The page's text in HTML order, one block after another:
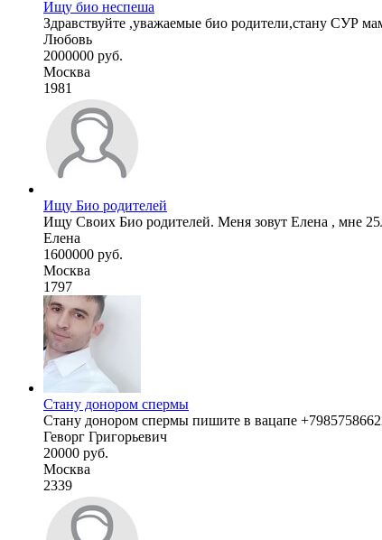
Ищу био неспеша
Здравствуйте ,уважаемые био родители,стану СУР
Любовь
2000000 руб.
Москва
1981
Ищу Био родителей
Ищу Своих Био родителей. Меня зовут Елена , мне
Елена
1600000 руб.
Москва
1797
Стану донором спермы
Стану донором спермы пишите в вацапе
Геворг Григорьевич
20000 руб.
Москва
2339